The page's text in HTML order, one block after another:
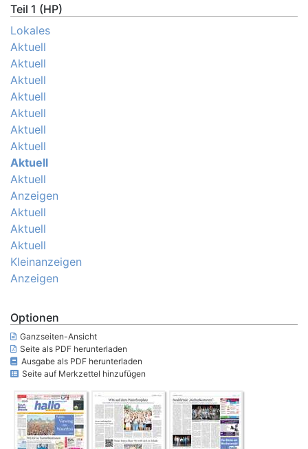
Teil 1 (HP)
Lokales
Aktuell
Aktuell
Aktuell
Aktuell
Aktuell
Aktuell
Aktuell
Aktuell
Aktuell
Anzeigen
Aktuell
Aktuell
Aktuell
Kleinanzeigen
Anzeigen
Optionen
Ganzseiten-Ansicht
Seite als PDF herunterladen
Ausgabe als PDF herunterladen
Seite auf Merkzettel hinzufügen